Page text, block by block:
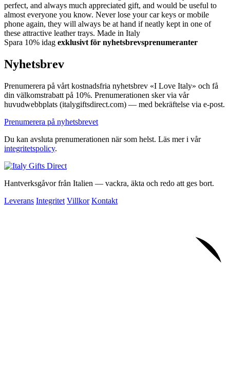
perfect, and always much appreciated gift, and would be useful to
almost everyone you know. Never lose your car keys or mobile
phone again, they will always be at hand if neatly kept in one of
these attractive leather trays. Made in Italy
Spara 10% idag exklusivt för nyhetsbrevsprenumeranter
Nyhetsbrev
Prenumerera på vårt kostnadsfria nyhetsbrev «I Love Italy» och få
din välkomstrabatt på 10%. Prenumerationen sker via vår
huvudwebbplats (italygiftsdirect.com) — med bekräftelse via e-post.
Prenumerera på nyhetsbrevet
Du kan avsluta prenumerationen när som helst. Läs mer i vår
integritetspolicy.
Hantverksgåvor från Italien — vackra, äkta och redo att ges bort.
Leverans Integritet Villkor Kontakt